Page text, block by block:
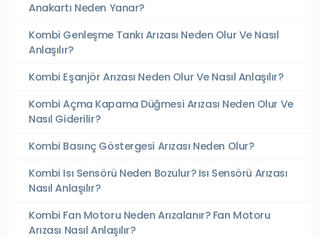
Anakartı Neden Yanar?
Kombi Genleşme Tankı Arızası Neden Olur Ve Nasıl
Anlaşılır?
Kombi Eşanjör Arızası Neden Olur Ve Nasıl Anlaşılır?
Kombi Açma Kapama Düğmesi Arızası Neden Olur Ve
Nasıl Giderilir?
Kombi Basınç Göstergesi Arızası Neden Olur?
Kombi Isı Sensörü Neden Bozulur? Isı Sensörü Arızası
Nasıl Anlaşılır?
Kombi Fan Motoru Neden Arızalanır? Fan Motoru
Arızası Nasıl Anlaşılır?